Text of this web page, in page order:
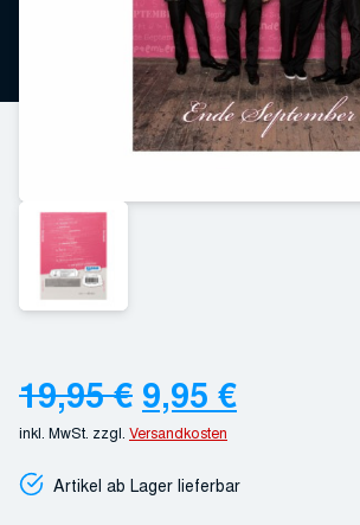
19,95€ Ursprünglicher
Preis
war:
9,95 €Aktueller
ist:
inkl. MwSt. zzgl. Versandkosten
Artikel ab Lager lieferbar